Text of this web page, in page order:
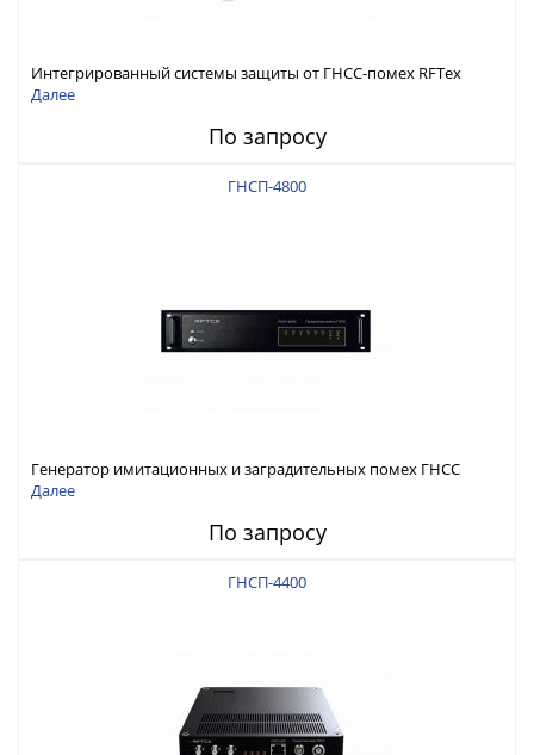
Интегрированный системы защиты от ГНСС-помех RFТех
ИСПП 8100
Далее
По запросу
ГНСП-4800
Генератор имитационных и заградительных помех ГНСС
RFТех ГНСП-4800
Далее
По запросу
ГНСП-4400